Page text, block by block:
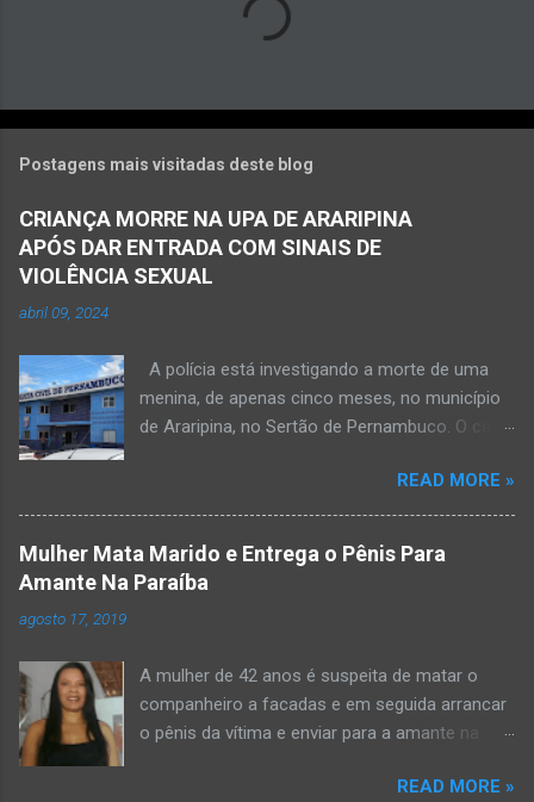
Postagens mais visitadas deste blog
CRIANÇA MORRE NA UPA DE ARARIPINA
APÓS DAR ENTRADA COM SINAIS DE
VIOLÊNCIA SEXUAL
abril 09, 2024
A polícia está investigando a morte de uma
menina, de apenas cinco meses, no município
de Araripina, no Sertão de Pernambuco. O caso
morte a esclarecer”. A PM diz que, na segunda-
feira (8), foi acionada para verificar uma
possível ocorrência de estupro de vulnerável,
na UPA da cidade, mas ao chegar ao local a
vítima estava com um quadro de desidratação
e desnutrição, além de apresentar ruptura anal
e vaginal. Os pais informaram que a criança
READ MORE »
Mulher Mata Marido e Entrega o Pênis Para
Amante Na Paraíba
agosto 17, 2019
A mulher de 42 anos é suspeita de matar o
companheiro a facadas e em seguida arrancar
o pênis da vítima e enviar para a amante na
da Paraíba. De acordo com o G1, o delegado
READ MORE »